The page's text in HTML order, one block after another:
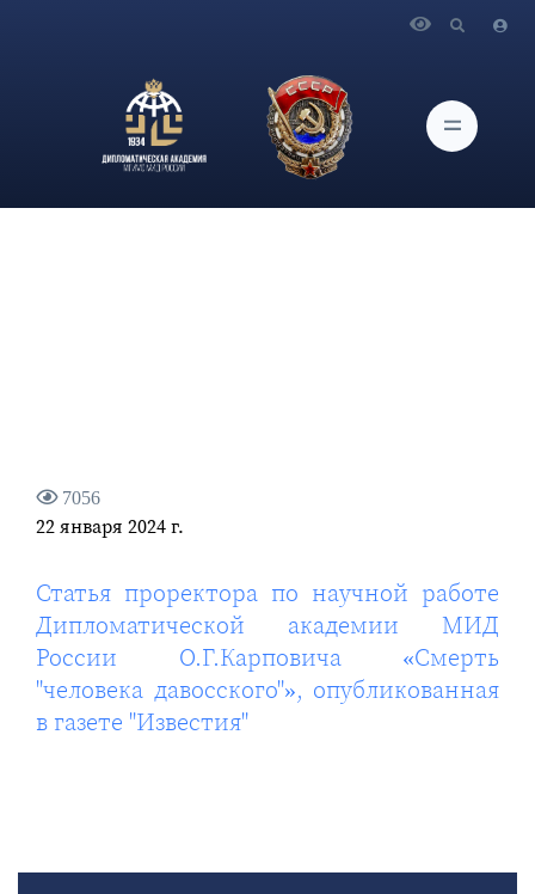
академии МИД России О.Г.Карповича «Смерть "человека
7056
22 января 2024 г.
Статья проректора по научной работе
Дипломатической академии МИД
России О.Г.Карповича «Смерть
"человека давосского"», опубликованная
в газете "Известия"